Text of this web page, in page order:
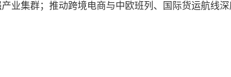
业集群；推动跨境电商与中欧班列、国际货运航线